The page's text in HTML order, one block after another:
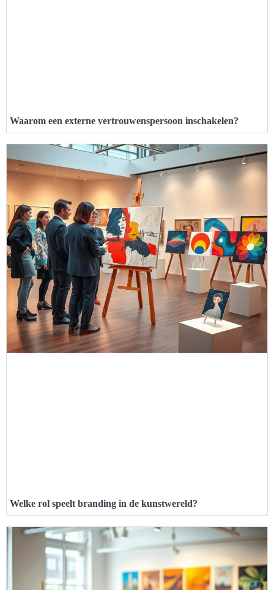
Waarom een externe vertrouwenspersoon inschakelen?
Welke rol speelt branding in de kunstwereld?